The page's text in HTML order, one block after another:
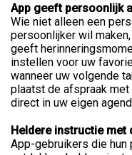
App geeft persoonlijk
Wie niet alleen een
persoonlijker wil
geeft
instellen voor uw
wanneer uw volgende
plaatst de afspraak
direct in uw eigen
Heldere instructie met
App-gebruikers die